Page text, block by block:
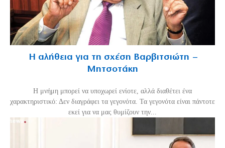
Η αλήθεια για τη σχέση Βαρβιτσιώτη –
Μητσοτάκη
H μνήμη μπορεί να υποχωρεί ενίοτε, αλλά διαθέτει ένα
χαρακτηριστικό: Δεν διαγράφει τα γεγονότα. Τα γεγονότα είναι πάντοτε
εκεί για να μας θυμίζουν την...